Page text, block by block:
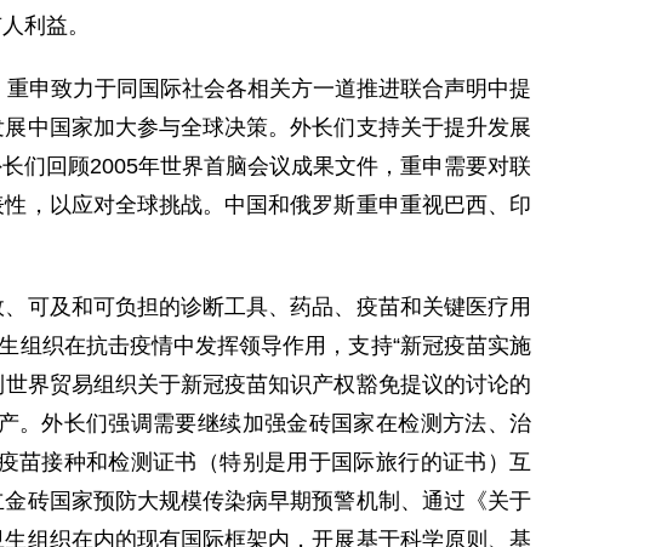
利益。
申致力于同国际社会各相关方一道推进联合声明中提
中国家加大参与全球决策。外长们支持关于提升发展
们回顾2005年世界首脑会议成果文件，重申需要对联
，以应对全球挑战。中国和俄罗斯重申重视巴西、印
可及和可负担的诊断工具、药品、疫苗和关键医疗用
组织在抗击疫情中发挥领导作用，支持“新冠疫苗实施
界贸易组织关于新冠疫苗知识产权豁免提议的讨论的
。外长们强调需要继续加强金砖国家在检测方法、治
苗接种和检测证书（特别是用于国际旅行的证书）互
砖国家预防大规模传染病早期预警机制、通过《关于
组织在内的现有国际框架内，开展基于科学原则、基